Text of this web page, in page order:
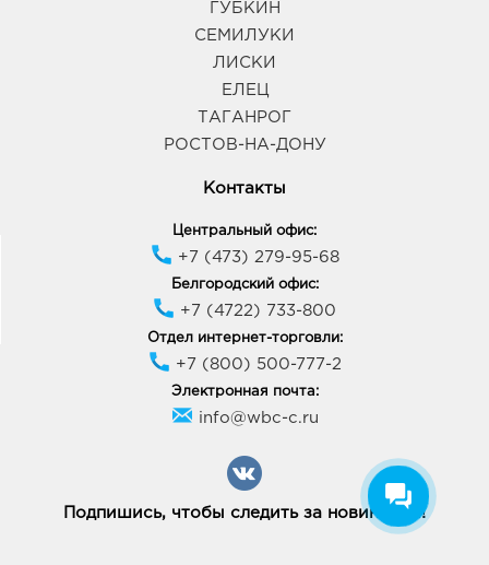
ГУБКИН
СЕМИЛУКИ
ЛИСКИ
ЕЛЕЦ
ТАГАНРОГ
РОСТОВ-НА-ДОНУ
Контакты
Центральный офис:
+7 (473) 279-95-68
Белгородский офис:
+7 (4722) 733-800
Отдел интернет-торговли:
+7 (800) 500-777-2
Электронная почта:
info@wbc-c.ru
Подпишись, чтобы следить за новинками!